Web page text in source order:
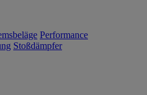
Performance
Stoßdämpfer